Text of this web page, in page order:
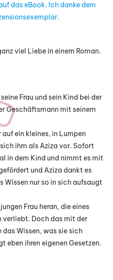
das eBook. Ich danke dem
viel Liebe in einem Roman.
Frau und sein Kind bei der
Geschäftsmann mit seinem
ein kleines, in Lumpen
ihm als Aziza vor. Sofort
in dem Kind und nimmt es mit
und Aziza dankt es
Wissen nur so in sich aufsaugt
Frau heran, die eines
verliebt. Doch das mit der
Wissen, was sie sich
eben ihren eigenen Gesetzen.